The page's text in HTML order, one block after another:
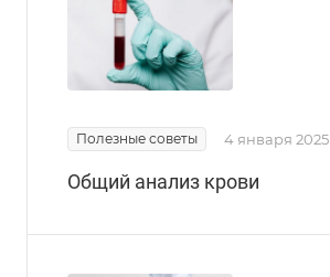
Полезные советы 4 января 2025
Общий анализ крови